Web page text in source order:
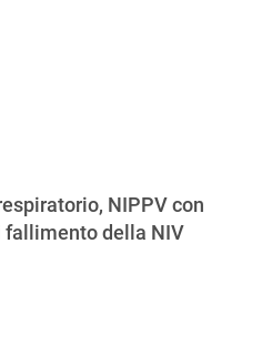
NIPPV con
fallimento della NIV